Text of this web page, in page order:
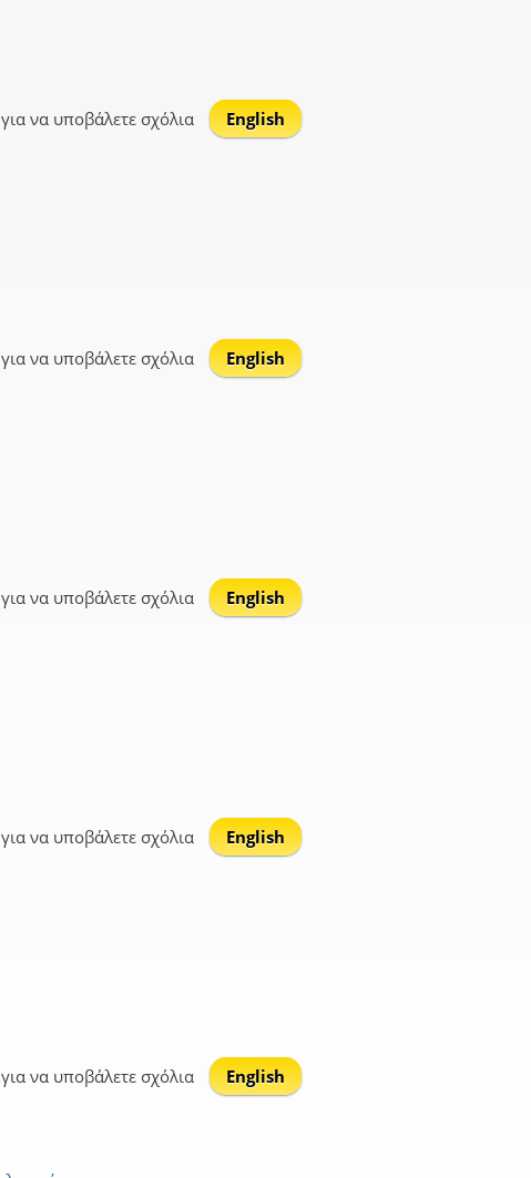
για να υποβάλετε σχόλια English
για να υποβάλετε σχόλια English
για να υποβάλετε σχόλια English
για να υποβάλετε σχόλια English
για να υποβάλετε σχόλια English